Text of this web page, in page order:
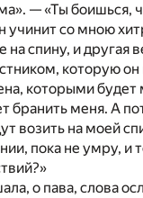
— «Ты боишься,
учинит со мною
на спину, и
которую
которыми будет
бранить меня. А
возить на моей
пока не умру, и
о пава, слова